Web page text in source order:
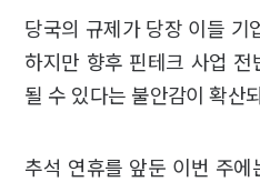
당국의 규제가 당장 이들 기
하지만 향후 핀테크 사업
될 수 있다는 불안감이 확산
추석 연휴를 앞둔 이번 주